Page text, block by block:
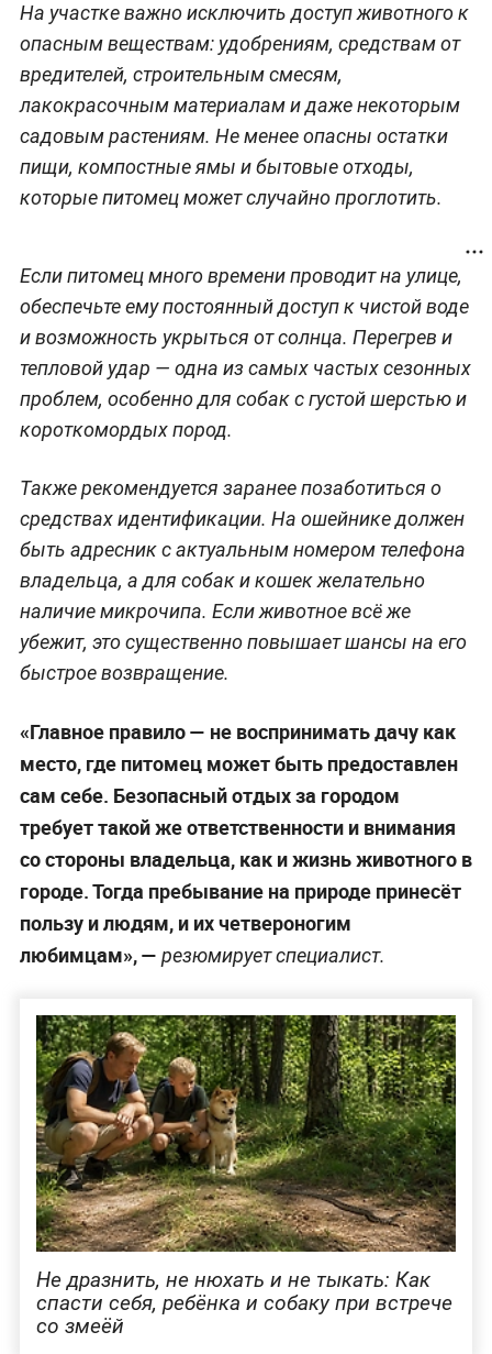
На участке важно исключить доступ животного к
опасным веществам: удобрениям, средствам от
вредителей, строительным смесям,
лакокрасочным материалам и даже некоторым
садовым растениям. Не менее опасны остатки
пищи, компостные ямы и бытовые отходы,
которые питомец может случайно проглотить.
Если питомец много времени проводит на улице,
обеспечьте ему постоянный доступ к чистой воде
и возможность укрыться от солнца. Перегрев и
тепловой удар — одна из самых частых сезонных
проблем, особенно для собак с густой шерстью и
короткомордых пород.
Также рекомендуется заранее позаботиться о
средствах идентификации. На ошейнике должен
быть адресник с актуальным номером телефона
владельца, а для собак и кошек желательно
наличие микрочипа. Если животное всё же
убежит, это существенно повышает шансы на его
быстрое возвращение.
«Главное правило — не воспринимать дачу как
место, где питомец может быть предоставлен
сам себе. Безопасный отдых за городом
требует такой же ответственности и внимания
со стороны владельца, как и жизнь животного в
городе. Тогда пребывание на природе принесёт
пользу и людям, и их четвероногим
любимцам», — резюмирует специалист.
Не дразнить, не нюхать и не тыкать: Как
спасти себя, ребёнка и собаку при встрече
со змеёй